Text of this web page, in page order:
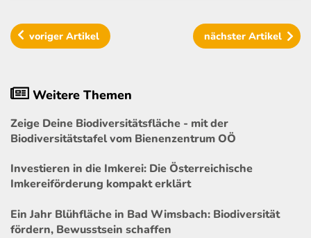
vorigerArtikel nächster Artikel
Weitere Themen
Zeige Deine Biodiversitätsfläche - mit der
Biodiversitätstafel vom Bienenzentrum OÖ
Investieren in die Imkerei: Die Österreichische
Imkereiförderung kompakt erklärt
Ein Jahr Blühfläche in Bad Wimsbach: Biodiversität
fördern, Bewusstsein schaffen